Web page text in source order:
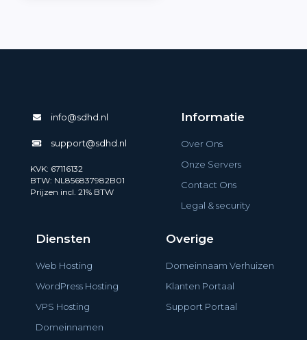
info@sdhd.nl
support@sdhd.nl
KVK: 67116132
BTW: NL856837982B01
Prijzen incl. 21% BTW
Informatie
Over Ons
Onze Servers
Contact Ons
Legal & security
Diensten
Web Hosting
WordPress Hosting
VPS Hosting
Domeinnamen
Overige
Domeinnaam Verhuizen
Klanten Portaal
Support Portaal